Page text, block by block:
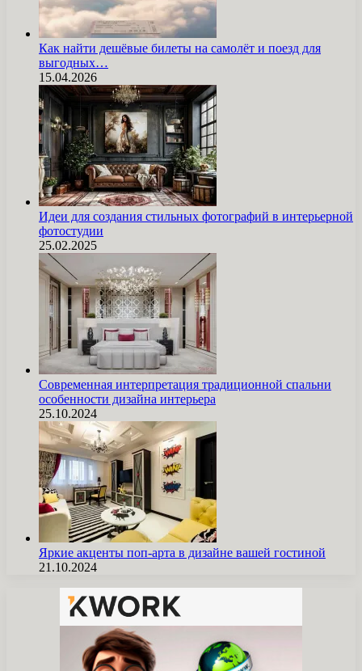
Как найти дешёвые билеты на самолёт и поезд для
выгодных…
15.04.2026
Идеи для создания стильных фотографий в интерьерной
фотостудии
25.02.2025
Современная интерпретация традиционной спальни
особенности дизайна интерьера
25.10.2024
Яркие акценты поп-арта в дизайне вашей гостиной
21.10.2024